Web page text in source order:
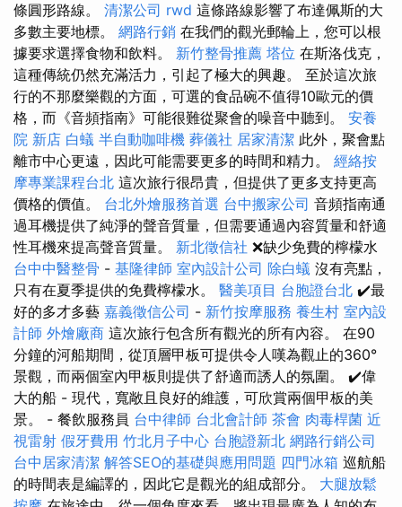
條圓形路線。 清潔公司 rwd 這條路線影響了布達佩斯的大
多數主要地標。 網路行銷 在我們的觀光郵輪上，您可以根
據要求選擇食物和飲料。 新竹整骨推薦 塔位 在斯洛伐克，
這種傳統仍然充滿活力，引起了極大的興趣。 至於這次旅
行的不那麼樂觀的方面，可選的食品碗不值得10歐元的價
格，而《音頻指南》可能很難從聚會的噪音中聽到。 安養
院 新店 白蟻 半自動咖啡機 葬儀社 居家清潔 此外，聚會點
離市中心更遠，因此可能需要更多的時間和精力。 經絡按
摩專業課程台北 這次旅行很昂貴，但提供了更多支持更高
價格的價值。 台北外燴服務首選 台中搬家公司 音頻指南通
過耳機提供了純淨的聲音質量，但需要通過內容質量和舒適
性耳機來提高聲音質量。 新北徵信社 ❌缺少免費的檸檬水
台中中醫整骨 - 基隆律師 室內設計公司 除白蟻 沒有亮點，
只有在夏季提供的免費檸檬水。 醫美項目 台胞證台北 ✔️最
好的多才多藝 嘉義徵信公司 - 新竹按摩服務 養生村 室內設
計師 外燴廠商 這次旅行包含所有觀光的所有內容。 在90
分鐘的河船期間，從頂層甲板可提供令人嘆為觀止的360°
景觀，而兩個室內甲板則提供了舒適而誘人的氛圍。 ✔️偉
大的船 - 現代，寬敞且良好的維護，可欣賞兩個甲板的美
景。 - 餐飲服務員 台中律師 台北會計師 茶會 肉毒桿菌 近
視雷射 假牙費用 竹北月子中心 台胞證新北 網路行銷公司
台中居家清潔 解答SEO的基礎與應用問題 四門冰箱 巡航船
的時間表是編譯的，因此它是觀光的組成部分。 大腿放鬆